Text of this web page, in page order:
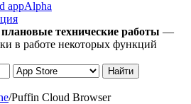
appAlpha
технические работы —
в работе некоторых функций
/Puffin Cloud Browser